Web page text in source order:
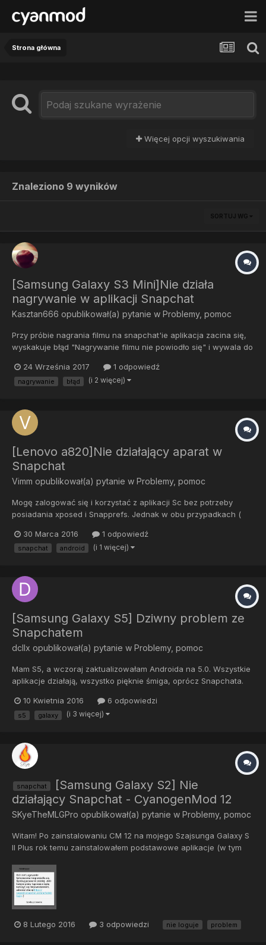
Strona główna
Więcej opcji wyszukiwania
Znaleziono 9 wyników
SORTUJ WG
[Samsung Galaxy S3 Mini]Nie działa
nagrywanie w aplikacji Snapchat
Kasztan666 opublikował(a) pytanie w Problemy, pomoc
Przy próbie nagrania filmu na snapchat'ie aplikacja zacina się,
wyskakuje błąd "Nagrywanie filmu nie powiodło się" i wywala do
działać". Błąd jest na androidzie 4.3.0, 4.4.4, 7.1.2(novafusion.pl).
Działa tylko na stocku 4.1.2... Pomocy!!!
24 Września 2017 1 odpowiedź
nagrywanie błąd (i 2 więcej)
[Lenovo a820]Nie działający aparat w
Snapchat
Vimm opublikował(a) pytanie w Problemy, pomoc
Mogę zalogować się i korzystać z aplikacji Sc bez potrzeby
posiadania xposed i Snapprefs. Jednak w obu przypadkach (
działa aparat, jedyne co zauważyłem to aparat w sc przy
każdorazowym uruchomieniu aplikacji działa na ułamek sekundy
30 Marca 2016 1 odpowiedź
snapchat android (i 1 więcej)
[Samsung Galaxy S5] Dziwny problem ze
Snapchatem
dcllx opublikował(a) pytanie w Problemy, pomoc
Mam S5, a wczoraj zaktualizowałam Androida na 5.0. Wszystkie
aplikacje działają, wszystko pięknie śmiga, oprócz Snapchata.
przeglądarki. Otwiera mi się strona, a na niej komunikat: "
Supported Android Devices Some Snapchatters on Sams...
10 Kwietnia 2016 6 odpowiedzi
s5 galaxy (i 3 więcej)
snapchat
[Samsung Galaxy S2] Nie
działający Snapchat - CyanogenMod 12
SKyeTheMLGPro opublikował(a) pytanie w Problemy, pomoc
Witam! Po zainstalowaniu CM 12 na mojego Szajsunga Galaxy S
II Plus rok temu zainstalowałem podstawowe aplikacje (w tym
wylogowało i od 2 miesięcy nie mogę się zalogować na moje ani
inne konto (tworzenie nowego konta także nie pomaga...
8 Lutego 2016 3 odpowiedzi nie loguje problem